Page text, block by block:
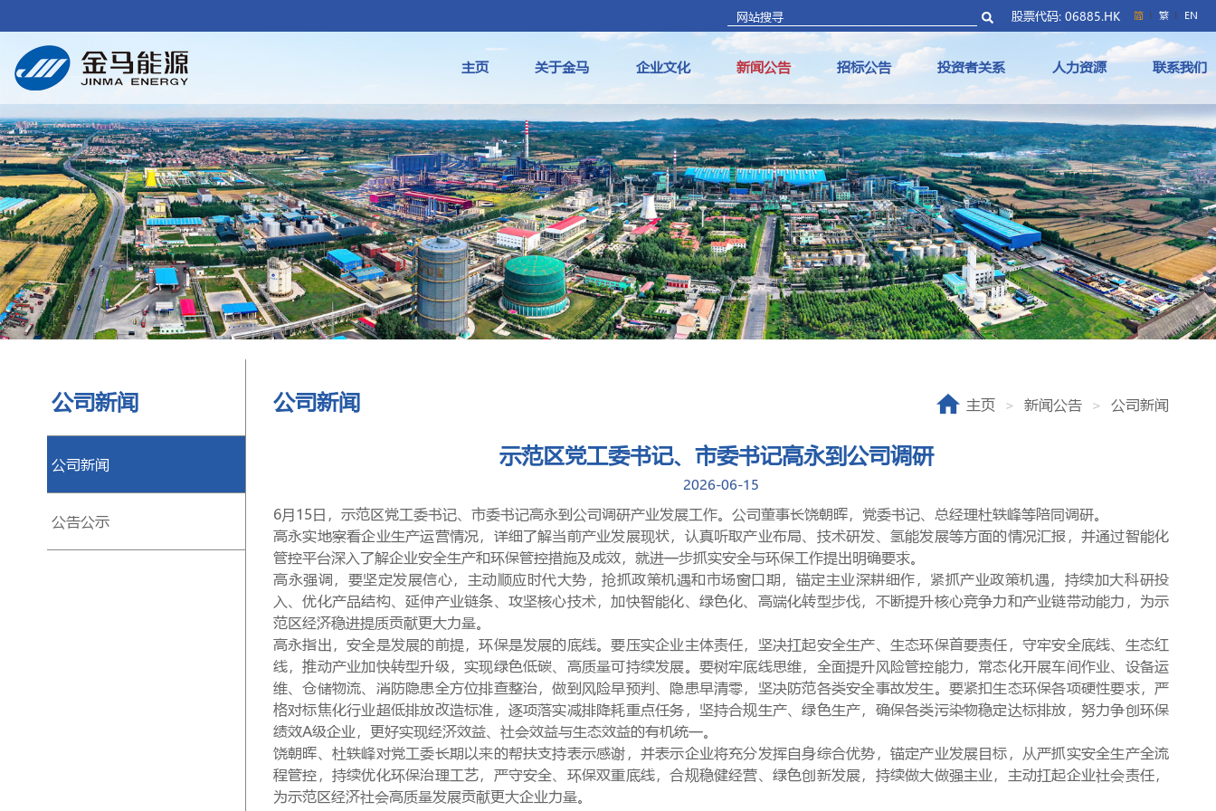
股票代码: 06885.HK 简 繁 EN
主页 关于金马 企业文化 新闻公告 招标公告 投资者关系 人力资源 联系我们
公司新闻
公司新闻
公告公示
公司新闻 主页 新闻公告 公司新闻
示范区党工委书记、市委书记高永到公司调研
2026-06-15
6月15日，示范区党工委书记、市委书记高永到公司调研产业发展工作。公司董事长饶朝晖，党委书记、总经理杜轶峰等陪同调研。
高永实地察看企业生产运营情况，详细了解当前产业发展现状，认真听取产业布局、技术研发、氢能发展等方面的情况汇报，并通过智能化
管控平台深入了解企业安全生产和环保管控措施及成效，就进一步抓实安全与环保工作提出明确要求。
高永强调，要坚定发展信心， 主动顺应时代大势，抢抓政策机遇和市场窗口期，锚定主业深耕细作，紧抓产业政策机遇，持续加大科研投
入、优化产品结构、延伸产业链条、攻坚核心技术，加快智能化、绿色化、高端化转型步伐，不断提升核心竞争力和产业链带动能力，为示
范区经济稳进提质贡献更大力量。
高永指出，安全是发展的前提，环保是发展的底线。要压实企业主体责任，坚决扛起安全生产、生态环保首要责任，守牢安全底线、生态红
线，推动产业加快转型升级，实现绿色低碳、高质量可持续发展。要树牢底线思维，全面提升风险管控能力，常态化开展车间作业、设备运
维、仓储物流、消防隐患全方位排查整治，做到风险早预判、隐患早清零，坚决防范各类安全事故发生。要紧扣生态环保各项硬性要求，严
格对标焦化行业超低排放改造标准，逐项落实减排降耗重点任务，坚持合规生产、绿色生产，确保各类污染物稳定达标排放，努力争创环保
绩效A级企业，更好实现经济效益、社会效益与生态效益的有机统一。
饶朝晖、杜轶峰对党工委长期以来的帮扶支持表示感谢，并表示企业将充分发挥自身综合优势， 锚定产业发展目标， 从严抓实安全生产全流
程管控，持续优化环保治理工艺，严守安全、环保双重底线，合规稳健经营、绿色创新发展，持续做大做强主业，主动扛起企业社会责任，
为示范区经济社会高质量发展贡献更大企业力量。